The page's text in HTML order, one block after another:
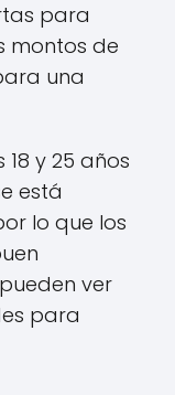
para
montos de
una
y 25 años
está
lo que los
ver
para